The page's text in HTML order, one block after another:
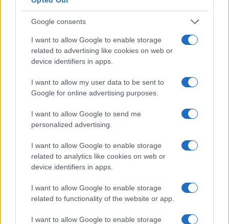
Google consents
I want to allow Google to enable storage
related to advertising like cookies on web or
device identifiers in apps.
I want to allow my user data to be sent to
Google for online advertising purposes.
I want to allow Google to send me
personalized advertising.
I want to allow Google to enable storage
related to analytics like cookies on web or
device identifiers in apps.
I want to allow Google to enable storage
related to functionality of the website or app.
I want to allow Google to enable storage